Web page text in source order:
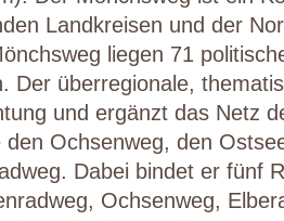
Landkreisen und der
liegen 71
Der überregionale,
und ergänzt das Netz
den Ochsenweg, den
Dabei bindet er fünf
Ochsenweg,